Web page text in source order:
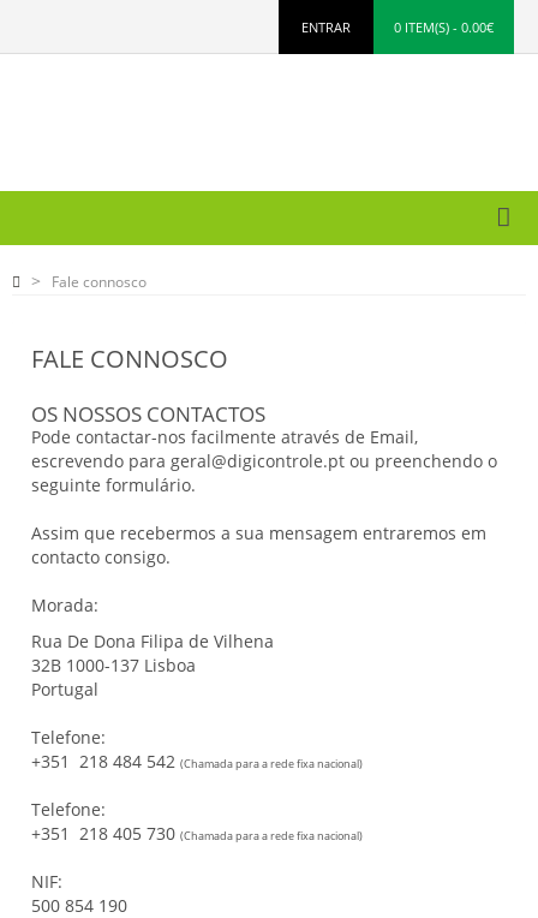
ENTRAR 0 ITEM(S) - 0.00€
Fale connosco
FALE CONNOSCO
OS NOSSOS CONTACTOS
Pode contactar-nos facilmente através de Email,
escrevendo para geral@digicontrole.pt ou preenchendo o
seguinte formulário.
Assim que recebermos a sua mensagem entraremos em
contacto consigo.
Morada:
Rua De Dona Filipa de Vilhena
32B 1000-137 Lisboa
Portugal
Telefone:
+351 218 484 542 (Chamada para a rede fixa nacional)
Telefone:
+351 218 405 730 (Chamada para a rede fixa nacional)
NIF:
500 854 190